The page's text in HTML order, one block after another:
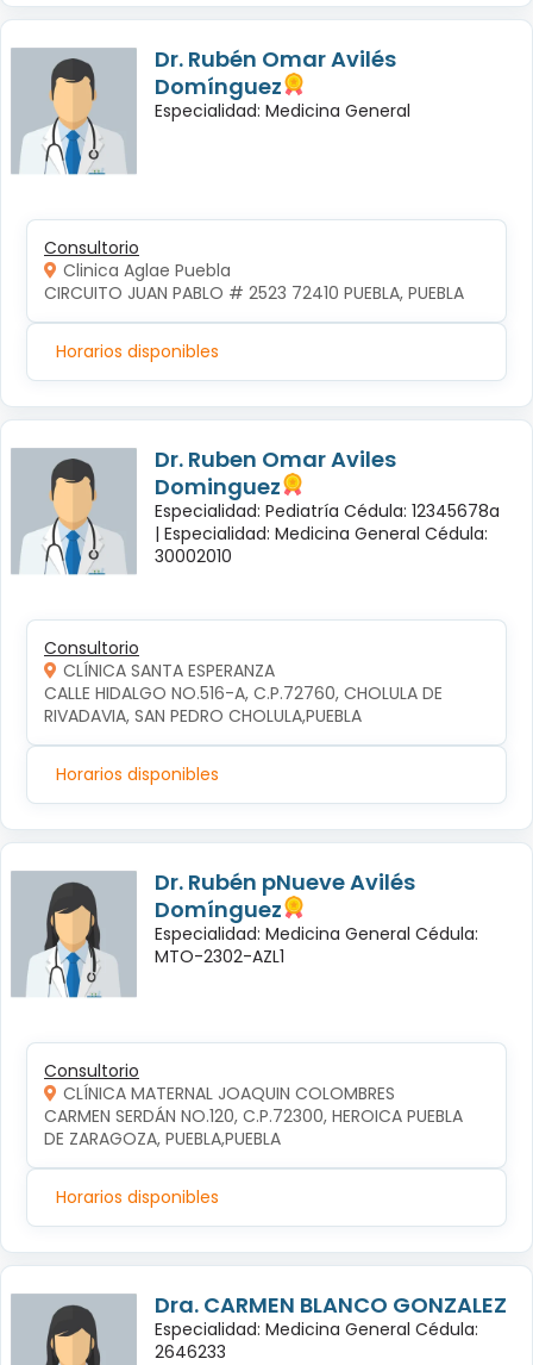
Dr. Rubén Omar Avilés
Domínguez
Especialidad: Medicina General
Consultorio
Clinica Aglae Puebla
CIRCUITO JUAN PABLO # 2523 72410 PUEBLA, PUEBLA
Horarios disponibles
Dr. Ruben Omar Aviles
Dominguez
Especialidad: Pediatría Cédula: 12345678a
| Especialidad: Medicina General Cédula:
30002010
Consultorio
CLÍNICA SANTA ESPERANZA
CALLE HIDALGO NO.516-A, C.P.72760, CHOLULA DE
RIVADAVIA, SAN PEDRO CHOLULA,PUEBLA
Horarios disponibles
Dr. Rubén pNueve Avilés
Domínguez
Especialidad: Medicina General Cédula:
MTO-2302-AZL1
Consultorio
CLÍNICA MATERNAL JOAQUIN COLOMBRES
CARMEN SERDÁN NO.120, C.P.72300, HEROICA PUEBLA
DE ZARAGOZA, PUEBLA,PUEBLA
Horarios disponibles
Dra. CARMEN BLANCO GONZALEZ
Especialidad: Medicina General Cédula:
2646233